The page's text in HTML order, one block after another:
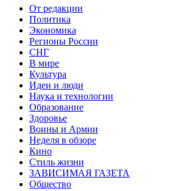
От редакции
Политика
Экономика
Регионы России
СНГ
В мире
Культура
Идеи и люди
Наука и технологии
Образование
Здоровье
Воины и Армии
Неделя в обзоре
Кино
Стиль жизни
ЗАВИСИМАЯ ГАЗЕТА
Общество